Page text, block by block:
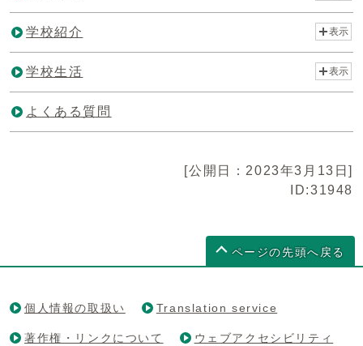
学校紹介 表示
学校生活 表示
よくある質問
[公開日：2023年3月13日]
ID:31948
ページの先頭へ戻る
個人情報の取扱い Translation service
著作権・リンクについて ウェブアクセシビリティ